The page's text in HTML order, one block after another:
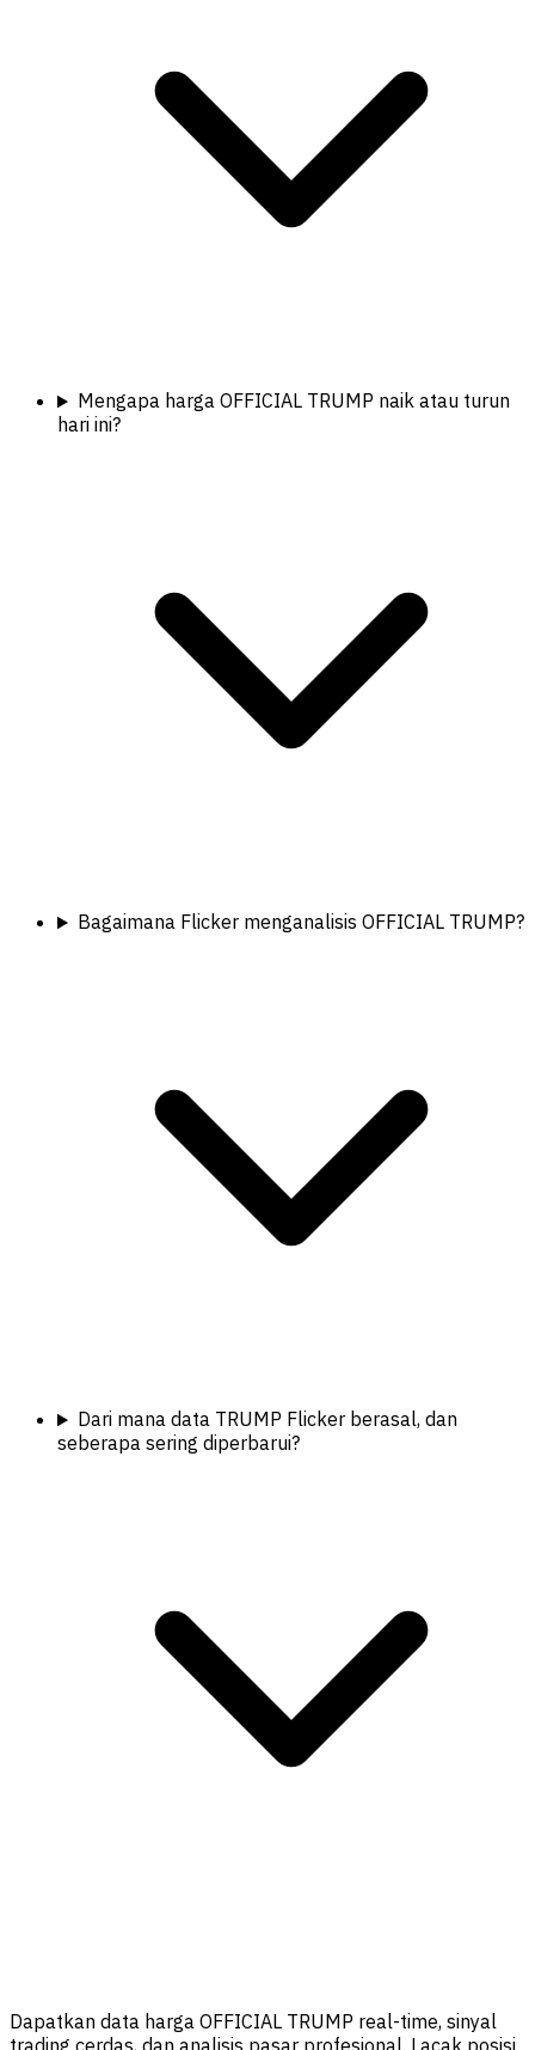
Mengapa harga OFFICIAL TRUMP naik atau turun
hari ini?
Bagaimana Flicker menganalisis OFFICIAL TRUMP?
Dari mana data TRUMP Flicker berasal, dan
seberapa sering diperbarui?
Dapatkan data harga OFFICIAL TRUMP real-time, sinyal